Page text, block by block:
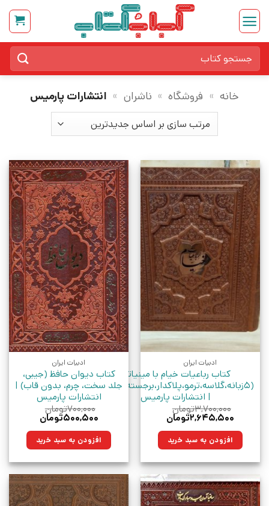
Skip
content
برای:
خانه » فروشگاه » ناشران » انتشارات پارمیس
ادبیات ایران
کتاب رباعیات خیام با مینیاتور
(5زبانه،گلاسه،ترمو،پلاکدار،برجسته،باجعبه)
| انتشارات پارمیس
۳,۷۰۰,۰۰۰تومان
قیمت
۳,۷۰۰,۰۰۰تومان
بود.
۲,۶۴۵,۵۰۰تومان
۲,۶۴۵,۵۰۰تومان. افزودن به سبد خرید
ادبیات ایران
کتاب دیوان حافظ (جیبی،
جلد سخت، چرم، بدون قاب) |
انتشارات پارمیس
۷۰۰,۰۰۰تومان
قیمت
۷۰۰,۰۰۰تومان
بود.
۵۰۰,۵۰۰تومان
۵۰۰,۵۰۰تومان.افزودن به سبد خرید